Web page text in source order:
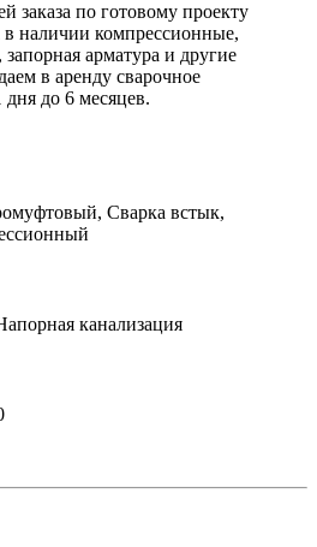
заказа по готовому проекту
в наличии компрессионные,
арматура и другие
в аренду сварочное
дня до 6 месяцев.
Сварка встык,
канализация